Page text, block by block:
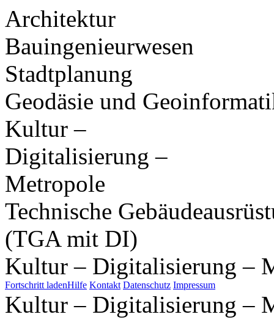
Architektur
Bauingenieurwesen
Stadtplanung
Geodäsie und
Kultur –
Digitalisierung –
Metropole
Technische
(TGA mit DI)
Kultur – Digitalisierung –
Fortschritt ladenHilfe Kontakt Datenschutz Impressum
Kultur – Digitalisierung –